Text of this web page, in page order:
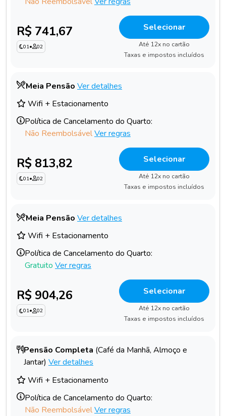
R$ 741,67
01• 02
Selecionar
Até 12x no cartão
Taxas e impostos incluídos
Meia Pensão Ver detalhes
Wifi + Estacionamento
Política de Cancelamento do Quarto:
Não ReembolsávelVer regras
R$ 813,82
01• 02
Selecionar
Até 12x no cartão
Taxas e impostos incluídos
Meia Pensão Ver detalhes
Wifi + Estacionamento
Política de Cancelamento do Quarto:
Gratuito Ver regras
R$ 904,26
01• 02
Selecionar
Até 12x no cartão
Taxas e impostos incluídos
Pensão Completa (Café da Manhã, Almoço e
Jantar) Ver detalhes
Wifi + Estacionamento
Política de Cancelamento do Quarto:
Não ReembolsávelVer regras